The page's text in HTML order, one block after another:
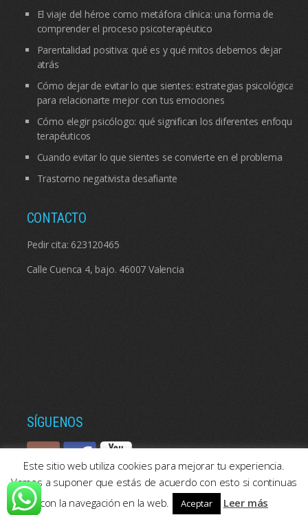
El viaje del héroe como metáfora clínica: una forma de
comprender el proceso psicoterapéutico
Parentalidad positiva: qué es y qué mitos debemos dejar
atrás
Cómo dejar de evitar lo que sientes: estrategias psicológicas
para relacionarte mejor con tus emociones
Cómo elegir psicólogo: qué significan los diferentes enfoques
terapéuticos
Cuando evitar lo que sientes se convierte en el problema
Trastorno negativista desafiante
CONTACTO
Pedir cita: 623120465
Calle Cuenca 4, bajo. 46007 Valencia
SÍGUENOS
© 2026: Psicologos Valencia | Consulta de psicología en Valencia
Este sitio web utiliza cookies para mejorar tu experiencia.
Vamos a suponer que estás de acuerdo con esto si continuas
con la navegación en la web.
Aceptar Leer más